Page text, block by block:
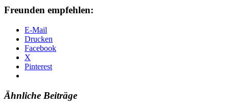
Freunden empfehlen:
E-Mail
Drucken
Facebook
X
Pinterest
Ähnliche Beiträge